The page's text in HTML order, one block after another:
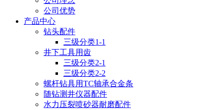
公司优势
产品中心
钻头配件
三级分类1-1
井下工具用齿
三级分类2-1
三级分类2-2
螺杆钻具用TC轴承合金条
随钻测井仪器配件
水力压裂喷砂器耐磨配件